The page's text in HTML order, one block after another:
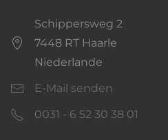
Schippersweg 2
7448 RT Haarle
Niederlande
E-Mail senden
0031 - 6 52 30 38 01